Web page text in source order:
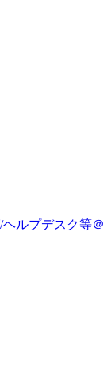
ルプデスク等＠